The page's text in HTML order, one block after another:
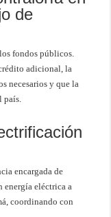
de
fondos públicos.
adicional, la
necesarios y que la
país.
encargada de
energía eléctrica a
coordinando con